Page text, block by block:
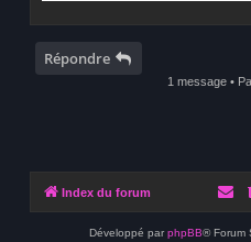
Répondre
1 message •
Index du forum
Développé par phpBB® Forum